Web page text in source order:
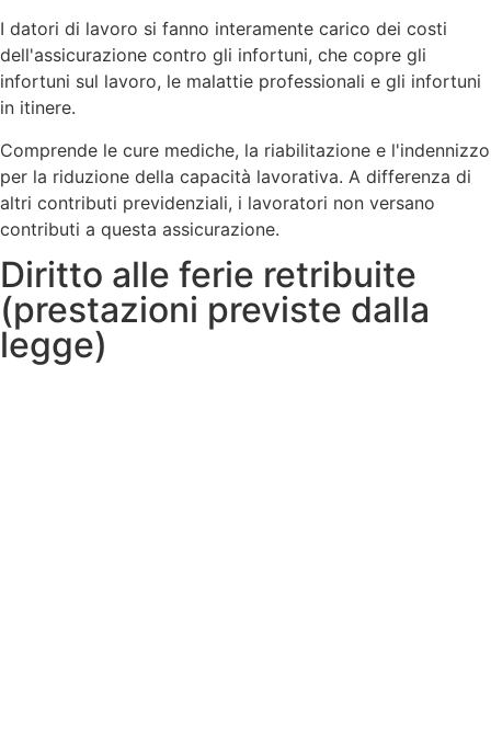
I datori di lavoro si fanno interamente carico dei costi
dell'assicurazione contro gli infortuni, che copre gli
infortuni sul lavoro, le malattie professionali e gli infortuni
in itinere.
Comprende le cure mediche, la riabilitazione e l'indennizzo
per la riduzione della capacità lavorativa. A differenza di
altri contributi previdenziali, i lavoratori non versano
contributi a questa assicurazione.
Diritto alle ferie retribuite
(prestazioni previste dalla
legge)